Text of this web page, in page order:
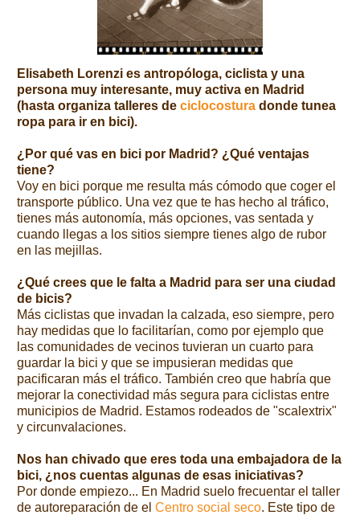
Elisabeth Lorenzi es antropóloga, ciclista y una
persona muy interesante, muy activa en Madrid
(hasta organiza talleres de ciclocostura donde tunea
ropa para ir en bici).
¿Por qué vas en bici por Madrid? ¿Qué ventajas
tiene?
Voy en bici porque me resulta más cómodo que coger el
transporte público. Una vez que te has hecho al tráfico,
tienes más autonomía, más opciones, vas sentada y
cuando llegas a los sitios siempre tienes algo de rubor
en las mejillas.
¿Qué crees que le falta a Madrid para ser una ciudad
de bicis?
Más ciclistas que invadan la calzada, eso siempre, pero
hay medidas que lo facilitarían, como por ejemplo que
las comunidades de vecinos tuvieran un cuarto para
guardar la bici y que se impusieran medidas que
pacificaran más el tráfico. También creo que habría que
mejorar la conectividad más segura para ciclistas entre
municipios de Madrid. Estamos rodeados de "scalextrix"
y circunvalaciones.
Nos han chivado que eres toda una embajadora de la
bici, ¿nos cuentas algunas de esas iniciativas?
Por donde empiezo... En Madrid suelo frecuentar el taller
de autoreparación de el Centro social seco. Este tipo de